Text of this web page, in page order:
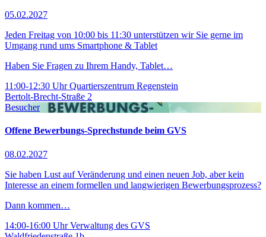
05.02.2027
Jeden Freitag von 10:00 bis 11:30 unterstützen wir Sie gerne im
Umgang rund ums Smartphone & Tablet
Haben Sie Fragen zu Ihrem Handy, Tablet…
11:00-12:30 UhrQuartierszentrum Regenstein
Bertolt-Brecht-Straße 2
Besucher
Offene Bewerbungs-Sprechstunde beim GVS
08.02.2027
Sie haben Lust auf Veränderung und einen neuen Job, aber kein
Interesse an einem formellen und langwierigen Bewerbungsprozess?
Dann kommen…
14:00-16:00 UhrVerwaltung des GVS